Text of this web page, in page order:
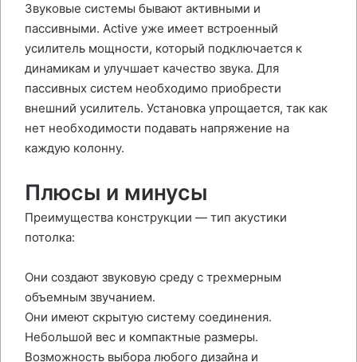
Звуковые системы бывают активными и
пассивными. Active уже имеет встроенный
усилитель мощности, который подключается к
динамикам и улучшает качество звука. Для
пассивных систем необходимо приобрести
внешний усилитель. Установка упрощается, так как
нет необходимости подавать напряжение на
каждую колонну.
Плюсы и минусы
Преимущества конструкции — тип акустики
потолка:
Они создают звуковую среду с трехмерным
объемным звучанием.
Они имеют скрытую систему соединения.
Небольшой вес и компактные размеры.
Возможность выбора любого дизайна и